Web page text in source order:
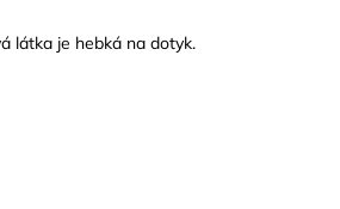
látka je hebká na dotyk.